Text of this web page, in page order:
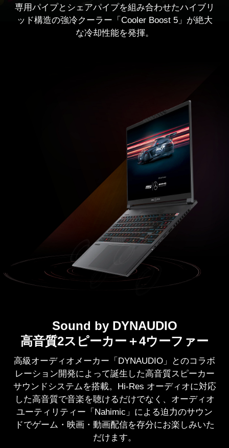
専用パイプとシェアパイプを組み合わせたハイブリ
ッド構造の強冷クーラー「Cooler Boost 5」が絶大
な冷却性能を発揮。
Sound by DYNAUDIO
高音質2スピーカー＋4ウーファー
高級オーディオメーカー「DYNAUDIO」とのコラボ
レーション開発によって誕生した高音質スピーカー
サウンドシステムを搭載。Hi-Res オーディオに対応
した高音質で音楽を聴けるだけでなく、オーディオ
ユーティリティー「Nahimic」による迫力のサウン
ドでゲーム・映画・動画配信を存分にお楽しみいた
だけます。